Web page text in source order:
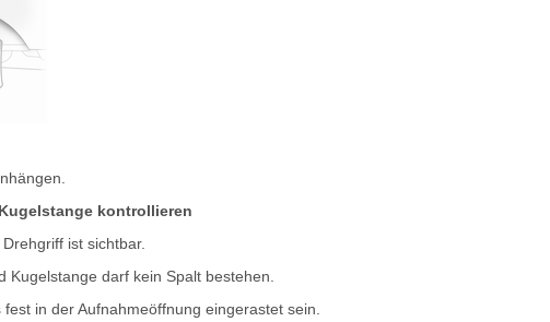
kontrollieren
ist sichtbar.
Kugelstange darf kein Spalt bestehen.
in der Aufnahmeöffnung eingerastet sein.